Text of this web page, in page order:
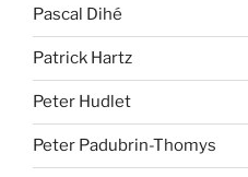
Pascal Dihé
Patrick Hartz
Peter Hudlet
Peter Padubrin-Thomys